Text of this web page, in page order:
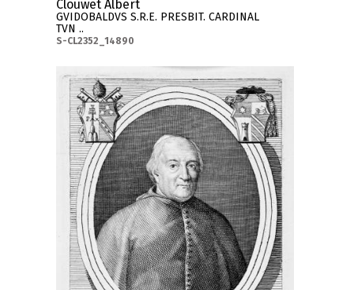
Clouwet Albert
GVIDOBALDVS S.R.E. PRESBIT. CARDINAL
TVN ..
S-CL2352_14890